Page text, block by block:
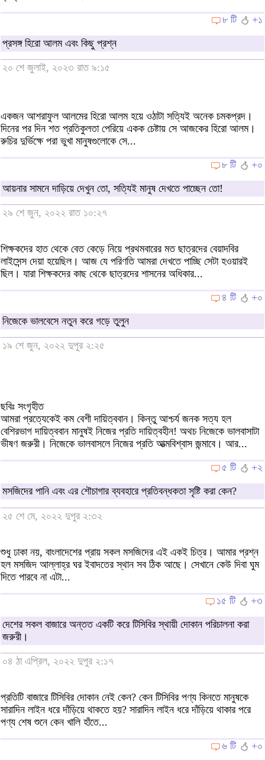
৮ টি
+১
প্রসঙ্গ হিরো আলম এবং কিছু প্রশ্ন
২০ শে জুলাই, ২০২৩ রাত ৯:১৫
একজন আশরাফুল আলমের হিরো আলম হয়ে ওঠাটা সত্যিই অনেক চমকপ্রদ।
দিনের পর দিন শত প্রতিকুলতা পেরিয়ে একক চেষ্টায় সে আজকের হিরো আলম।
রুচির দুর্ভিক্ষে পরা ভুখা মানুষগুলোকে সে...
৮ টি
+০
আয়নার সামনে দাড়িয়ে দেখুন তো, সত্যিই মানুষ দেখতে পাচ্ছেন তো!
২৯ শে জুন, ২০২২ রাত ১০:২৭
শিক্ষকদের হাত থেকে বেত কেড়ে নিয়ে প্রথমবারের মত ছাত্রদের বেয়াদবির
লাইসেন্স দেয়া হয়েছিল। আজ যে পরিণতি আমরা দেখতে পাচ্ছি সেটা হওয়ারই
ছিল। যারা শিক্ষকদের কাছ থেকে ছাত্রদের শাসনের অধিকার...
৪ টি
+০
নিজেকে ভালবেসে নতুন করে গড়ে তুলুন
১৯ শে জুন, ২০২২ দুপুর ২:২৫
ছবিঃ সংগৃহীত
আমরা প্রত্যেকেই কম বেশী দায়িত্ববান। কিন্তু আশ্চর্য জনক সত্য হল
বেশিরভাগ দায়িত্ববান মানুষই নিজের প্রতি দায়িত্বহীন! অথচ নিজেকে ভালবাসাটা
ভীষণ জরুরী। নিজেকে ভালবাসলে নিজের প্রতি আত্মবিশ্বাস জন্মাবে। আর...
৫ টি
+২
মসজিদের পানি এবং এর শৌচাগার ব্যবহারে প্রতিবন্ধকতা সৃষ্টি করা কেন?
২৫ শে মে, ২০২২ দুপুর ২:৩২
শুধু ঢাকা নয়, বাংলাদেশের প্রায় সকল মসজিদের এই একই চিত্র। আমার প্রশ্ন
হল মসজিদ আল্লাহ্‌র ঘর ইবাদতের স্থান সব ঠিক আছে। সেখানে কেউ দিবা ঘুম
দিতে পারবে না এটা...
১৫ টি
+৩
দেশের সকল বাজারে অন্তত একটি করে টিসিবির স্থায়ী দোকান পরিচালনা করা
জরুরী।
০৪ ঠা এপ্রিল, ২০২২ দুপুর ২:১৭
প্রতিটি বাজারে টিসিবির দোকান নেই কেন? কেন টিসিবির পণ্য কিনতে মানুষকে
সারাদিন লাইন ধরে দাঁড়িয়ে থাকতে হয়? সারাদিন লাইন ধরে দাঁড়িয়ে থাকার পরে
পণ্য শেষ শুনে কেন খালি হাঁতে...
৬ টি
+০